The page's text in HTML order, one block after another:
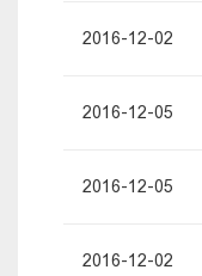
2016-12-02
2016-12-05
2016-12-05
2016-12-02